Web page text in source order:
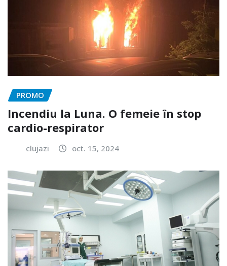
PROMO
Incendiu la Luna. O femeie în stop
cardio-respirator
clujazi oct. 15, 2024